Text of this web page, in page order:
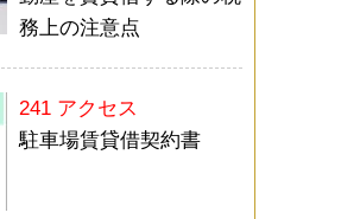
務上の注意点
241 アクセス
駐車場賃貸借契約書